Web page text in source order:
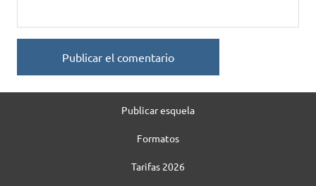
Publicar esquela
Formatos
Tarifas 2026